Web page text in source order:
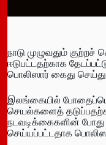
நாடு முழுவதும் குற்றச்
ஈடுபட்டதற்காக
பொலிஸார் கைது
இலங்கையில்
செயல்களைத்
நடவடிக்கைகளின்
செய்யப்பட்டதாக